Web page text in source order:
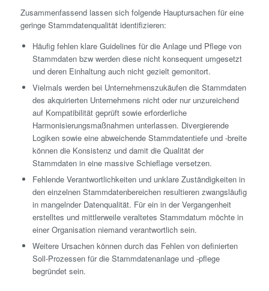
Zusammenfassend lassen sich folgende Hauptursachen für eine
geringe Stammdatenqualität identifizieren:
Häufig fehlen klare Guidelines für die Anlage und Pflege von
Stammdaten bzw werden diese nicht konsequent umgesetzt
und deren Einhaltung auch nicht gezielt gemonitort.
Vielmals werden bei Unternehmenszukäufen die Stammdaten
des akquirierten Unternehmens nicht oder nur unzureichend
auf Kompatibilität geprüft sowie erforderliche
Harmonisierungsmaßnahmen unterlassen. Divergierende
Logiken sowie eine abweichende Stammdatentiefe und -breite
können die Konsistenz und damit die Qualität der
Stammdaten in eine massive Schieflage versetzen.
Fehlende Verantwortlichkeiten und unklare Zuständigkeiten in
den einzelnen Stammdatenbereichen resultieren zwangsläufig
in mangelnder Datenqualität. Für ein in der Vergangenheit
erstelltes und mittlerweile veraltetes Stammdatum möchte in
einer Organisation niemand verantwortlich sein.
Weitere Ursachen können durch das Fehlen von definierten
Soll-Prozessen für die Stammdatenanlage und -pflege
begründet sein.